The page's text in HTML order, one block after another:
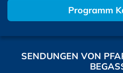
Programm
SENDUNGEN VON